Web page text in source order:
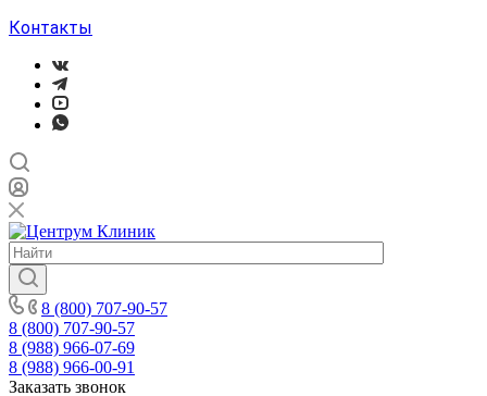
Контакты
8 (800) 707-90-57
8 (800) 707-90-57
8 (988) 966-07-69
8 (988) 966-00-91
Заказать звонок